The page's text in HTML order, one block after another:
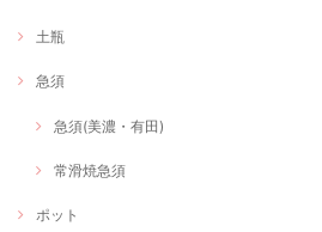
土瓶
急須
急須(美濃・有田)
常滑焼急須
ポット